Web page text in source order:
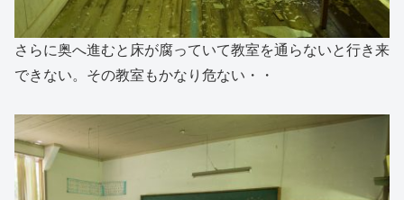
さらに奥へ進むと床が腐っていて教室を通らないと行き来
できない。その教室もかなり危ない・・